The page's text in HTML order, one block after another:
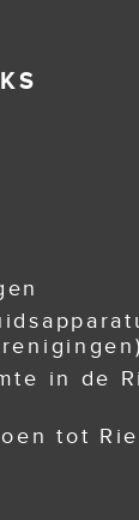
in de
tot